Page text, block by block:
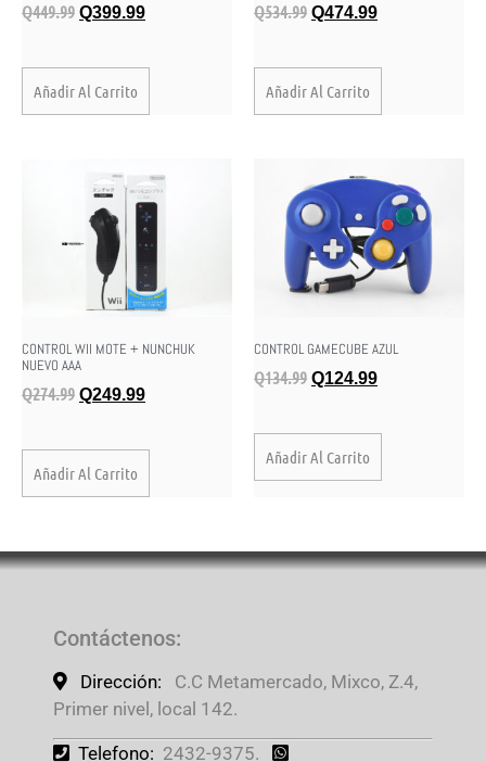
Q449.99 Q399.99
Añadir Al Carrito
Q534.99 Q474.99
Añadir Al Carrito
CONTROL WII MOTE + NUNCHUK
NUEVO AAA
Q274.99 Q249.99
Añadir Al Carrito
CONTROL GAMECUBE AZUL
Q134.99 Q124.99
Añadir Al Carrito
Contáctenos:
Dirección:
C.C Metamercado, Mixco, Z.4,
Primer nivel, local 142.
Telefono: 2432-9375.